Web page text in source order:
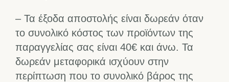
– Τα έξοδα αποστολής είναι δωρεάν όταν
το συνολικό κόστος των προϊόντων της
παραγγελίας σας είναι 40€ και άνω. Τα
δωρεάν μεταφορικά ισχύουν στην
περίπτωση που το συνολικό βάρος της